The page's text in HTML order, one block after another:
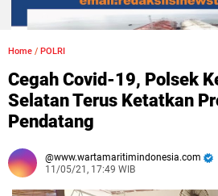
Home / POLRI
Cegah Covid-19, Polsek
Selatan Terus Ketatkan
Pendatang
www.wartamaritimindonesia.com
11/05/21, 17:49 WIB